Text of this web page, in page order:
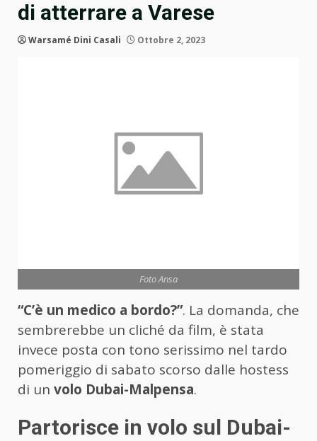
di atterrare a Varese
Warsamé Dini Casali Ottobre 2, 2023
Foto Ansa
“C’è un medico a bordo?”. La domanda, che
sembrerebbe un cliché da film, è stata
invece posta con tono serissimo nel tardo
pomeriggio di sabato scorso dalle hostess
di un volo Dubai-Malpensa.
Partorisce in volo sul Dubai-